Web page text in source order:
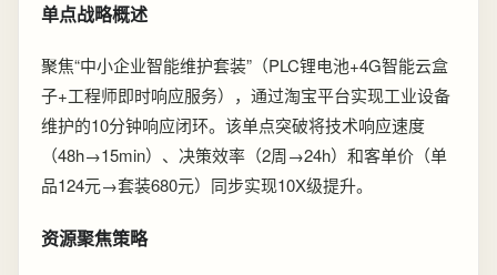
单点战略概述
聚焦“中小企业智能维护套装”（PLC锂电池+4G智能云盒
子+工程师即时响应服务），通过淘宝平台实现工业设备
维护的10分钟响应闭环。该单点突破将技术响应速度
（48h→15min）、决策效率（2周→24h）和客单价（单
品124元→套装680元）同步实现10X级提升。
资源聚焦策略